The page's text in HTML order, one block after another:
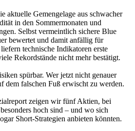
aktuelle Gemengelage aus schwacher
in den Sommermonaten und
Selbst vermeintlich sichere Blue
bewertet und damit anfällig für
technische Indikatoren erste
Rekordstände nicht mehr bestätigt.
spürbar. Wer jetzt nicht genauer
dem falschen Fuß erwischt zu werden.
zeigen wir fünf Aktien, bei
hoch sind – und wo sich
Short-Strategien anbieten könnten.